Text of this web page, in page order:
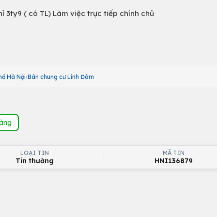
3ty9 ( có TL) Làm việc trực tiếp chính chủ
Hà Nội Bán chung cư Linh Đàm
LOẠI TIN
Tin thường
MÃ TIN
HNI136879